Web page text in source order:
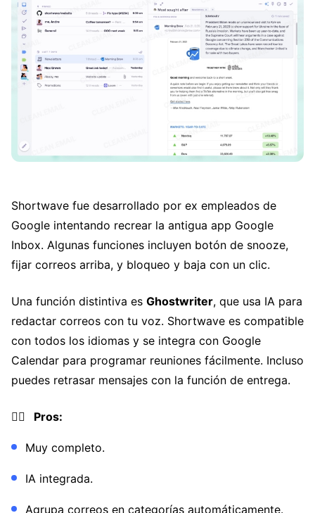
Shortwave fue desarrollado por ex empleados de
Google intentando recrear la antigua app Google
Inbox. Algunas funciones incluyen botón de snooze,
fijar correos arriba, y bloqueo y baja con un clic.
Una función distintiva es Ghostwriter, que usa IA para
redactar correos con tu voz. Shortwave es compatible
con todos los idiomas y se integra con Google
Calendar para programar reuniones fácilmente. Incluso
puedes retrasar mensajes con la función de entrega.
👍🏼 Pros:
Muy completo.
IA integrada.
Agrupa correos en categorías automáticamente.